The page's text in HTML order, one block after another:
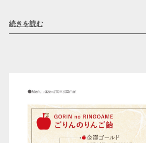
続きを読む